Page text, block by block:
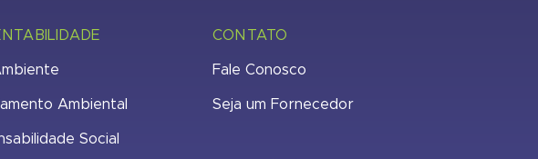
Ambiental
Social
CONTATO
Fale Conosco
Seja um Fornecedor